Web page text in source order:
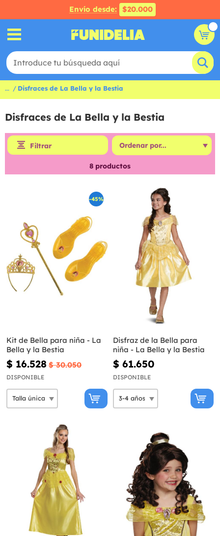
Envío desde: $20.000
... Disfraces de La Bella y la Bestia
Disfraces de La Bella y la Bestia
Filtrar
8 productos
-45%
Kit de Bella para niña - La
Bella y la Bestia
$ 16.528 $ 30.050
DISPONIBLE
Disfraz de la Bella para
niña - La Bella y la Bestia
$ 61.650
DISPONIBLE